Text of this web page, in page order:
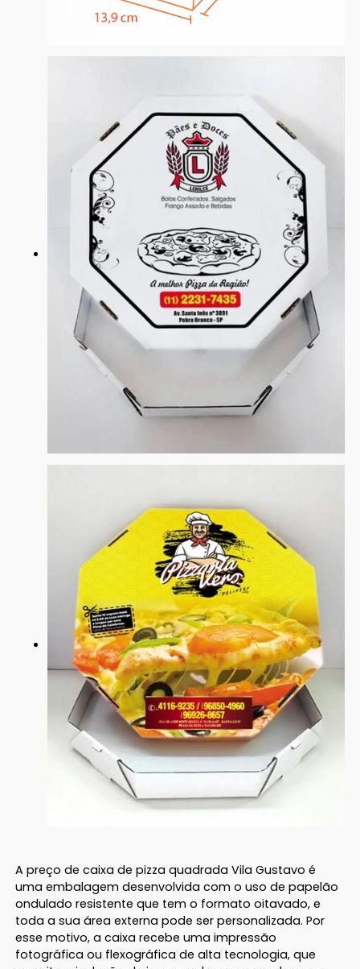
A preço de caixa de pizza quadrada Vila Gustavo é
uma embalagem desenvolvida com o uso de papelão
ondulado resistente que tem o formato oitavado, e
toda a sua área externa pode ser personalizada. Por
esse motivo, a caixa recebe uma impressão
fotográfica ou flexográfica de alta tecnologia, que